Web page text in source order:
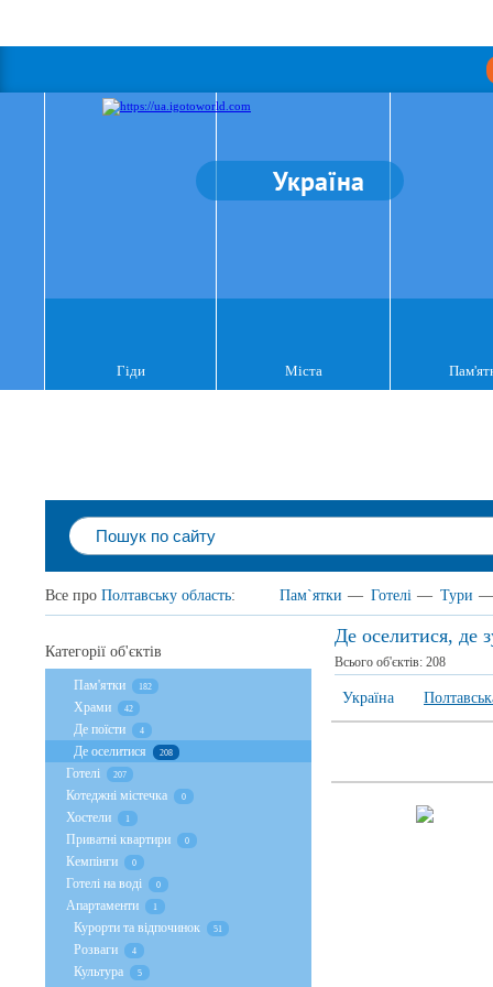
Україна
Гіди Міста
Все про Полтавську область: Пам`ятки — Готелі — Тури —
Де оселитися, де
Всього об'єктів: 208
Україна
Категорії об'єктів
Пам'ятки 182
Храми 42
Де поїсти 4
Де оселитися 208
Готелі 207
Котеджні містечка 0
Хостели 1
Приватні квартири 0
Кемпінги 0
Готелі на воді 0
Апартаменти 1
Курорти та відпочинок 51
Розваги 4
Культура 5